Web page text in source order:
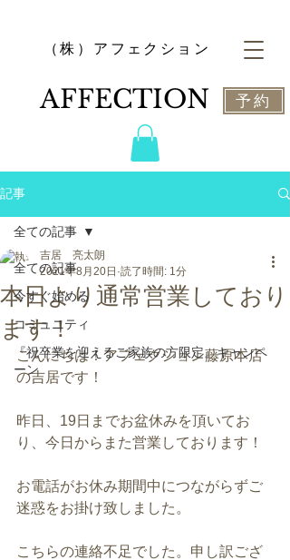
​（株）アフェクション
​AFFECTION 予約
記事
全ての記事
今すぐ始める
コミュニティ
『祝卒業を迎えるご家族の方限定』キャンペ
ーン
全ての記事
本日より通常営業しており
ます！
吉居 亮太朗
2021年8月20日 読了時間: 1分
こんにちは！アフェクション藤原本店
の吉居です！
昨日、19日までお盆休みを頂いてお
り、今日からまた営業しております！
お電話がお休み期間中につながらずご
迷惑をお掛け致しました。
こちらの連絡不足でした。申し訳ござ